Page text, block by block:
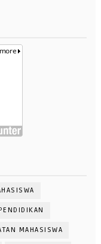
MAHASISWA